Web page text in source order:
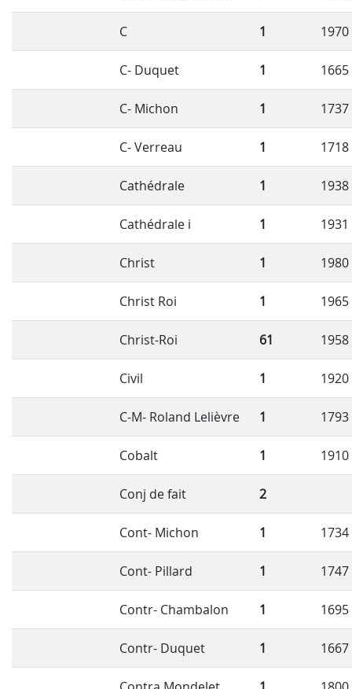
C 1 1970
C- Duquet 1 1665
C- Michon 1 1737
C- Verreau 1 1718
Cathédrale 1 1938
Cathédrale i 1 1931
Christ 1 1980
Christ Roi 1 1965
Christ-Roi 61 1958
Civil 1 1920
C-M- Roland Lelièvre 1 1793
Cobalt 1 1910
Conj de fait 2
Cont- Michon 1 1734
Cont- Pillard 1 1747
Contr- Chambalon 1 1695
Contr- Duquet 1 1667